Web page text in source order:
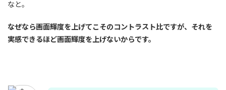
なと。
なぜなら画面輝度を上げてこそのコントラスト比ですが、それを
実感できるほど画面輝度を上げないからです。